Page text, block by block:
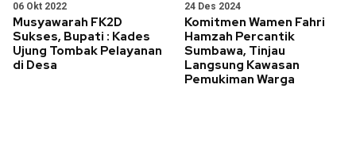
06 Okt 2022
Musyawarah FK2D
Sukses, Bupati : Kades
Ujung Tombak Pelayanan
di Desa
24 Des 2024
Komitmen Wamen Fahri
Hamzah Percantik
Sumbawa, Tinjau
Langsung Kawasan
Pemukiman Warga